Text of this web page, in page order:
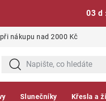
03 d
nákupu nad 2000 Kč
Slunečníky Křesla a